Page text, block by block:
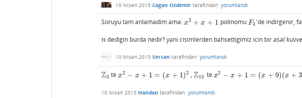
10 Nisan 2015 Cagan Ozdemir tarafından yorumlandı
Soruyu tam anlamadim ama: x2 + x + 1
x2+x+ 1 polinomu F4
F4 'de indirgenir,
n
ndedigin burda nedir? yani cisimlerden bahsettigimiz icin bir asal
10 Nisan 2015 Sercan tarafından yorumlandı
Z3
Z3 tex2 − x + 1 = (x + 1)2
x2−x+ 1=(x +1 )2 ,Z13
Z13 te x2 − x + 1 = (x + 9)(x + 3
x2−x+ 1= (x+9 )(x +3)
10 Nisan 2015 Handan tarafından yorumlandı